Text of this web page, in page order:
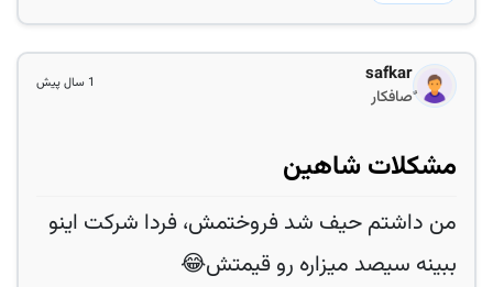
safkar
ٌصافکار
1 سال پیش
مشکلات شاهین
من داشتم حیف شد فروختمش، فردا شرکت اینو
ببینه سیصد میزاره رو قیمتش😂